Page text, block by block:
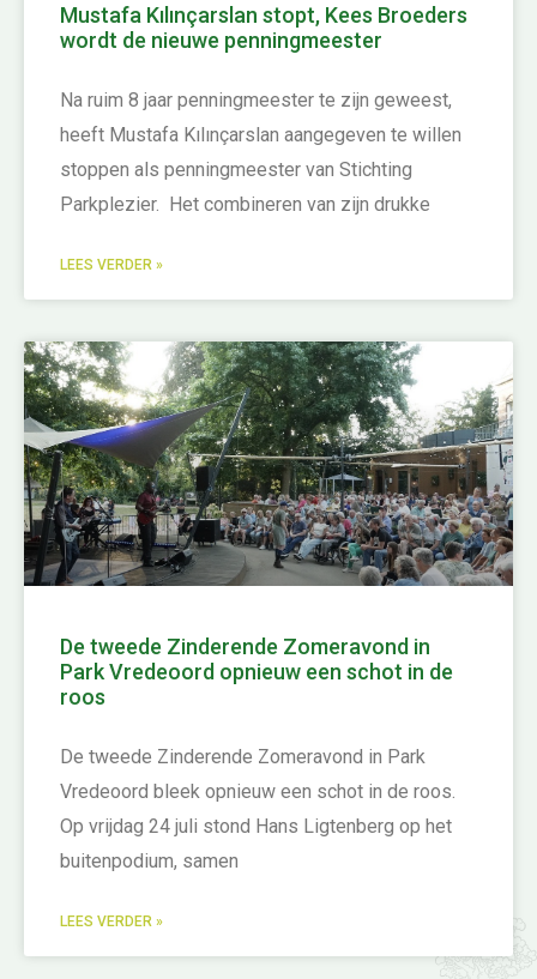
Mustafa Kılınçarslan stopt, Kees Broeders
wordt de nieuwe penningmeester
Na ruim 8 jaar penningmeester te zijn geweest,
heeft Mustafa Kılınçarslan aangegeven te willen
stoppen als penningmeester van Stichting
Parkplezier. Het combineren van zijn drukke
LEES VERDER »
De tweede Zinderende Zomeravond in
Park Vredeoord opnieuw een schot in de
roos
De tweede Zinderende Zomeravond in Park
Vredeoord bleek opnieuw een schot in de roos.
Op vrijdag 24 juli stond Hans Ligtenberg op het
buitenpodium, samen
LEES VERDER »